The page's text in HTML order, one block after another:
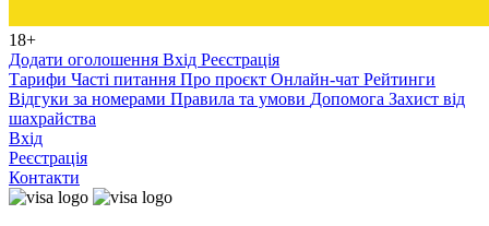
18+
Додати оголошення Вхід Реєстрація
Тарифи Часті питання Про проєкт Онлайн-чат Рейтинги
Відгуки за номерами Правила та умови Допомога Захист від
шахрайства
Вхід
Реєстрація
Контакти